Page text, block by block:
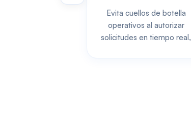
Evita cuellos de botella
operativos al autorizar
solicitudes en tiempo real,